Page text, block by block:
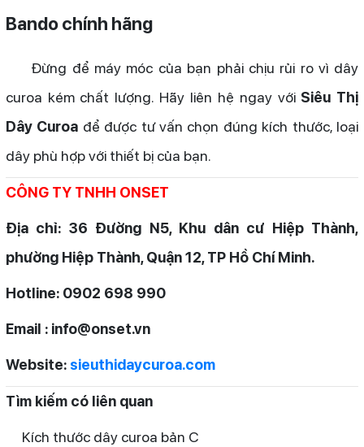
Bando chính hãng
Đừng để máy móc của bạn phải chịu rủi ro vì dây
curoa kém chất lượng. Hãy liên hệ ngay với Siêu Thị
Dây Curoa để được tư vấn chọn đúng kích thước, loại
dây phù hợp với thiết bị của bạn.
CÔNG TY TNHH ONSET
Địa chỉ: 36 Đường N5, Khu dân cư Hiệp Thành,
phường Hiệp Thành, Quận 12, TP Hồ Chí Minh.
Hotline: 0902 698 990
Email : info@onset.vn
Website: sieuthidaycuroa.com
Tìm kiếm có liên quan
Kích thước dây curoa bản C